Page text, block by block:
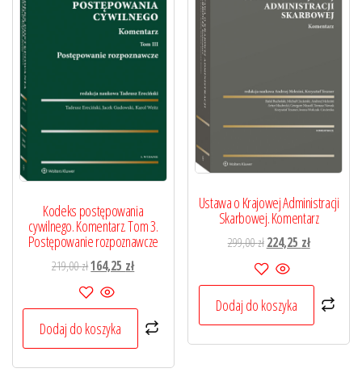
Kodeks postępowania
cywilnego. Komentarz. Tom 3.
Postępowanie rozpoznawcze
219,00złPierwotna
cena
wynosiła:
219,00 zł.
164,25 złAktualna
164,25 zł.
Dodaj do koszyka
Ustawa o Krajowej Administracji
Skarbowej. Komentarz
299,00zł Pierwotna
cena
wynosiła:
299,00 zł.
224,25 złAktualna
224,25 zł.
Dodaj do koszyka